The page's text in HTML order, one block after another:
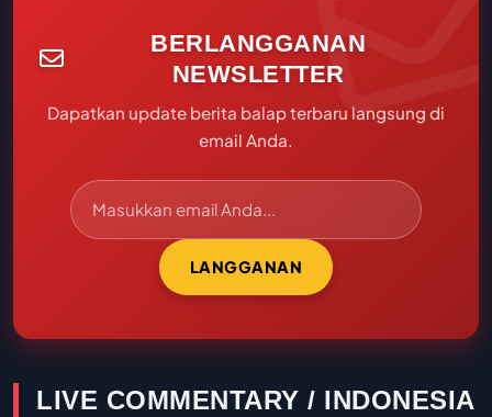
BERLANGGANAN
NEWSLETTER
Dapatkan update berita balap terbaru langsung di
email Anda.
LANGGANAN
LIVE COMMENTARY / INDONESIA